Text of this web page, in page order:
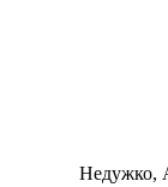
Недужко,